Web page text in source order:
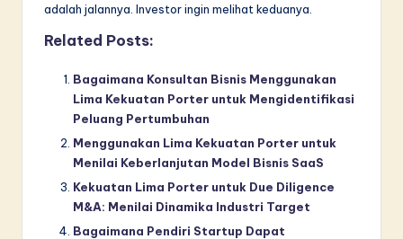
adalah jalannya. Investor ingin melihat keduanya.
Related Posts:
Bagaimana Konsultan Bisnis Menggunakan
Lima Kekuatan Porter untuk Mengidentifikasi
Peluang Pertumbuhan
Menggunakan Lima Kekuatan Porter untuk
Menilai Keberlanjutan Model Bisnis SaaS
Kekuatan Lima Porter untuk Due Diligence
M&A: Menilai Dinamika Industri Target
Bagaimana Pendiri Startup Dapat